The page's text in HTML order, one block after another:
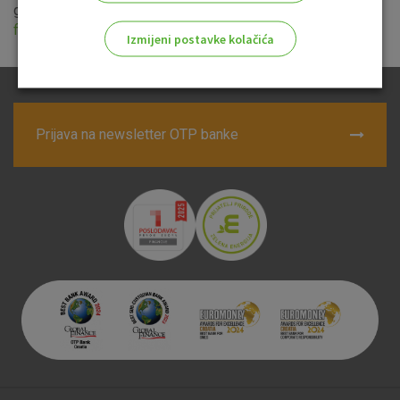
godine te
fizičke osobe
Prijava na newsletter OTP banke
Izmijeni postavke kolačića
Analitički kolačići
Marketinški kolačići
Prihvaćam upotrebu navedenih kolačića
Nužni (tehnički) kolačići - uvijek aktivni